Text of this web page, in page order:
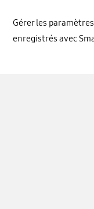
Gérer les
enregistrés avec